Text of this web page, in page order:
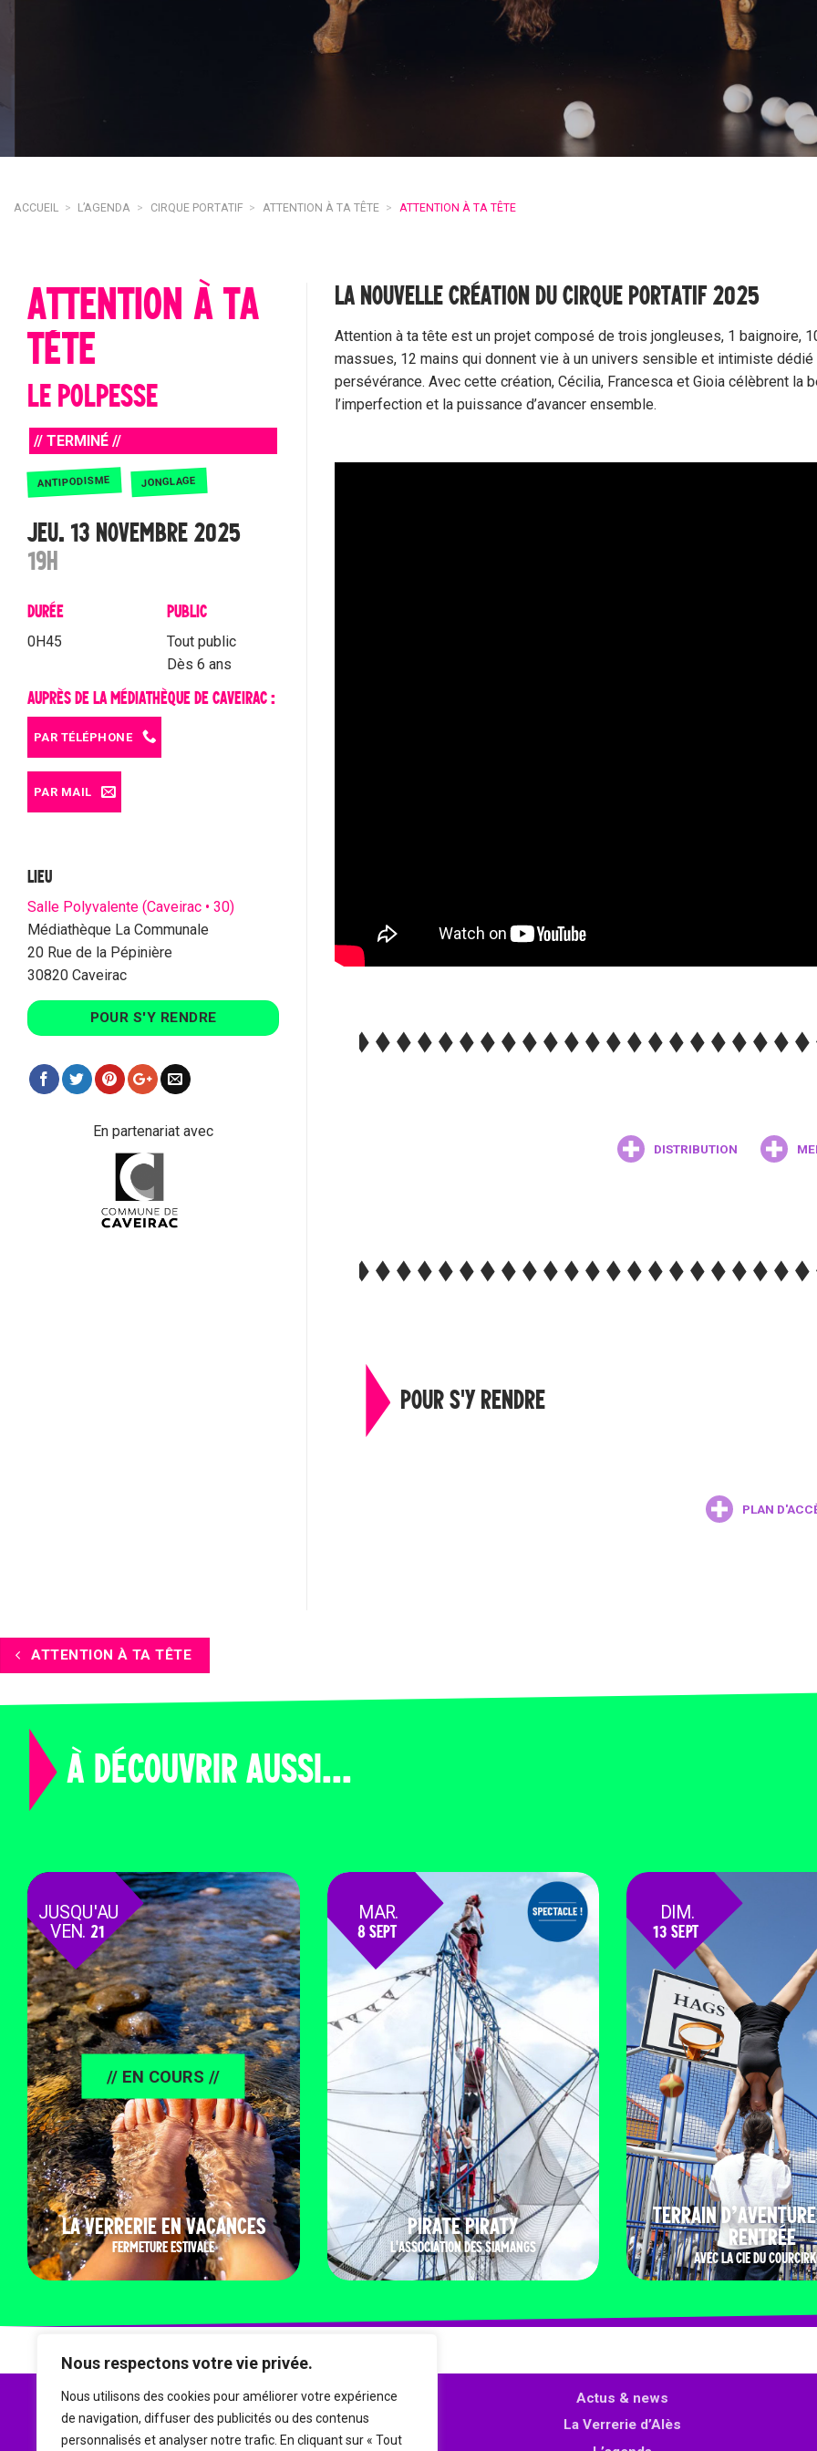
Nous respectons votre vie privée.
Nous utilisons des cookies pour améliorer votre expérience
de navigation, diffuser des publicités ou des contenus
personnalisés et analyser notre trafic. En cliquant sur « Tout
ACCUEIL > L’AGENDA > CIRQUE PORTATIF > ATTENTION À TA TÊTE > ATTENTION À TA TÊTE
ATTENTION À TA
TÊTE
LE POLPESSE
// TERMINÉ //
ANTIPODISME JONGLAGE
JEU. 13 NOVEMBRE 2025
19H
DURÉE
0H45
PUBLIC
Tout public
Dès 6 ans
AUPRÈS DE LA MÉDIATHÈQUE DE CAVEIRAC :
PAR TÉLÉPHONE
PAR MAIL
LIEU
Salle Polyvalente (Caveirac • 30)
Médiathèque La Communale
20 Rue de la Pépinière
30820 Caveirac
POUR S'Y RENDRE
En partenariat avec
LA NOUVELLE CRÉATION DU CIRQUE PORTATIF 2025
Attention à ta tête est un projet composé de trois jongleuses, 1 baignoire,
massues, 12 mains qui donnent vie à un univers sensible et intimiste dédié
persévérance. Avec cette création, Cécilia, Francesca et Gioia célèbrent la
l’imperfection et la puissance d’avancer ensemble.
DISTRIBUTION
POUR S'Y RENDRE
PLAN
ATTENTION À TA TÊTE
À DÉCOUVRIR AUSSI...
JUSQU'AU
VEN. 21
AOÛT
// EN COURS //
LA VERRERIE EN VACANCES
FERMETURE ESTIVALE
MAR.
8 SEPT
PIRATE PIRATY
L'ASSOCIATION DES SIAMANGS
DIM.
13 SEPT
TERRAIN
RENTRÉE
AVEC LA CIE DU
Actus & news
La Verrerie d’Alès